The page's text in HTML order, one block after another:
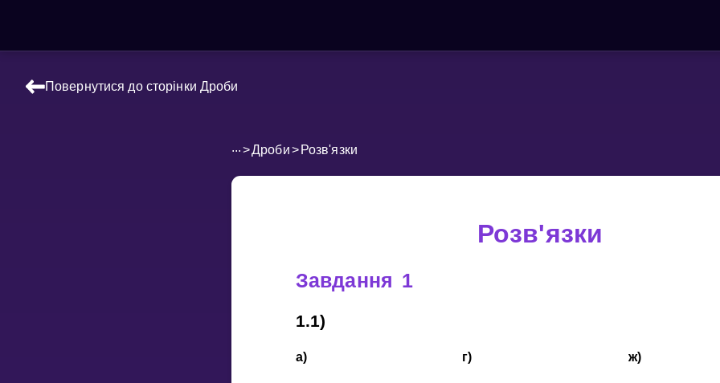
Повернутися до сторінки Дроби
...>Дроби> Розв'язки
Розв'язки
Завдання 1
1.1)
а) г) ж)